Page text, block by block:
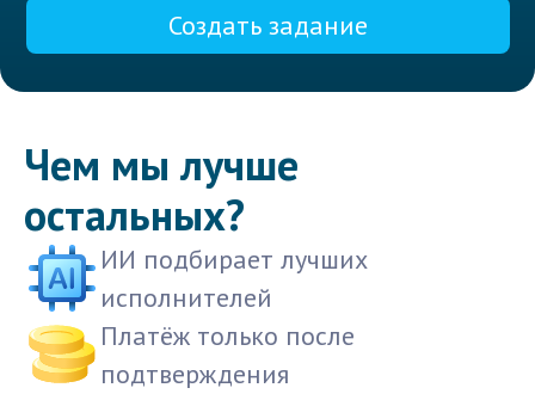
Создать задание
Чем мы лучше
остальных?
ИИ подбирает лучших
исполнителей
Платёж только после
подтверждения